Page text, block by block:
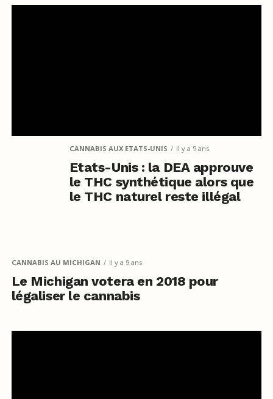
CANNABIS AUX ETATS-UNIS il y a 9 ans
Etats-Unis : la DEA approuve
le THC synthétique alors que
le THC naturel reste illégal
CANNABIS AU MICHIGAN il y a 9 ans
Le Michigan votera en 2018 pour
légaliser le cannabis